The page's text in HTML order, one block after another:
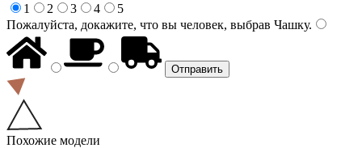
1
2 3 4
5
Пожалуйста, докажите, что вы человек, выбрав Чашку.
Похожие модели